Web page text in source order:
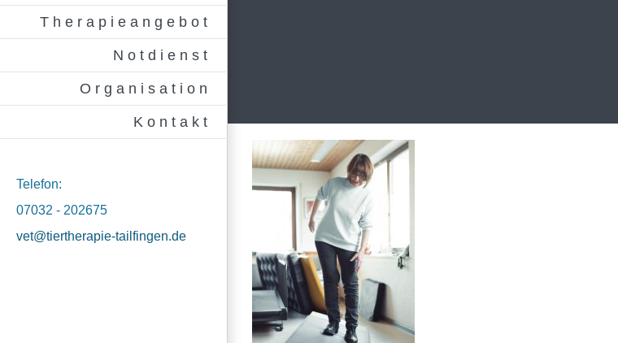
Therapieangebot
Notdienst
Organisation
Kontakt
Telefon:
07032 - 202675
vet@tiertherapie-tailfingen.de